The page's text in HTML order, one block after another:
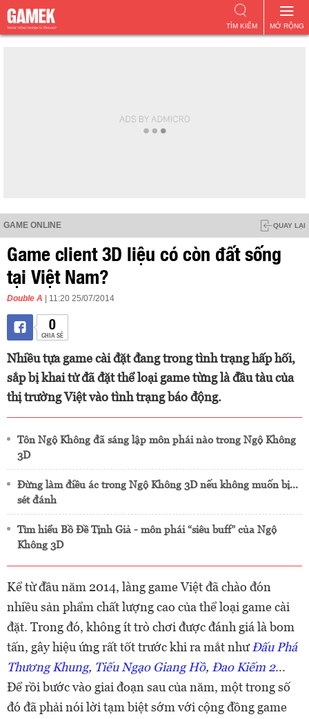
MỞ RỘNG
TÌM KIẾM
GAME ONLINE QUAY LẠI
Game client 3D liệu có còn đất sống
tại Việt Nam?
Double A | 11:20 25/07/2014
0
CHIA SẺ
Nhiều tựa game cài đặt đang trong tình trạng hấp hối,
sắp bị khai tử đã đặt thể loại game từng là đầu tàu của
thị trường Việt vào tình trạng báo động.
Tôn Ngộ Không đã sáng lập môn phái nào trong Ngộ Không
3D
Đừng làm điều ác trong Ngộ Không 3D nếu không muốn bị...
sét đánh
Tìm hiểu Bồ Đề Tịnh Giả - môn phái “siêu buff” của Ngộ
Không 3D
Kể từ đầu năm 2014, làng game Việt đã chào đón
nhiều sản phẩm chất lượng cao của thể loại game cài
đặt. Trong đó, không ít trò chơi được đánh giá là bom
tấn, gây hiệu ứng rất tốt trước khi ra mắt nhưĐấu Phá
Thương Khung, Tiếu Ngạo Giang Hồ, Đao Kiếm 2...
Để rồi bước vào giai đoạn sau của năm, một trong số
đó đã phải nói lời tạm biệt sớm với cộng đồng game